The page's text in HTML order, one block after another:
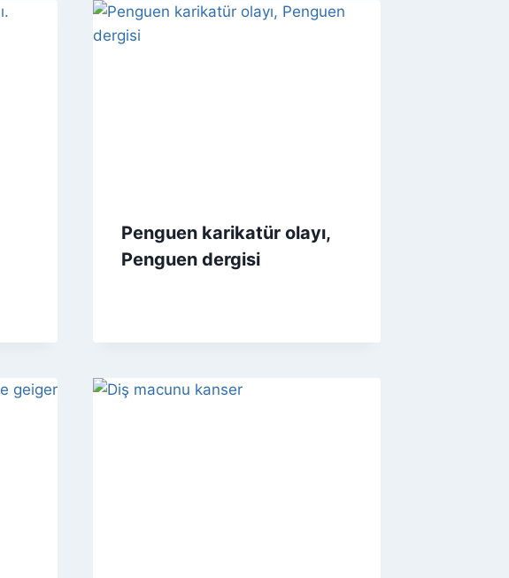
Penguen karikatür olayı,
Penguen dergisi